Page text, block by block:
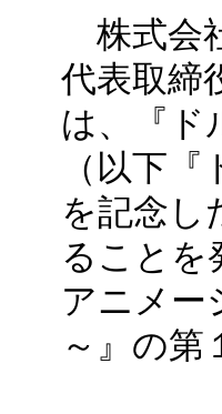
株式会
代表取締
は、『ド
（以下
を記念し
ることを
アニメー
～』の第